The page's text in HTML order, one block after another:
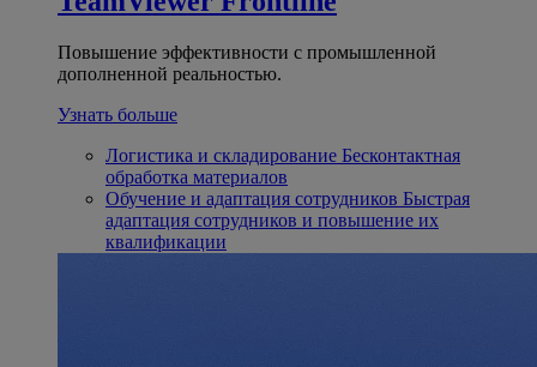
Повышение эффективности с промышленной
дополненной реальностью.
Узнать больше
Логистика и складирование Бесконтактная
обработка материалов
Обучение и адаптация сотрудников Быстрая
адаптация сотрудников и повышение их
квалификации